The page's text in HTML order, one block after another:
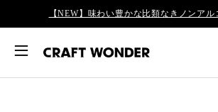
【NEW】味わい豊かな比類なきノンア